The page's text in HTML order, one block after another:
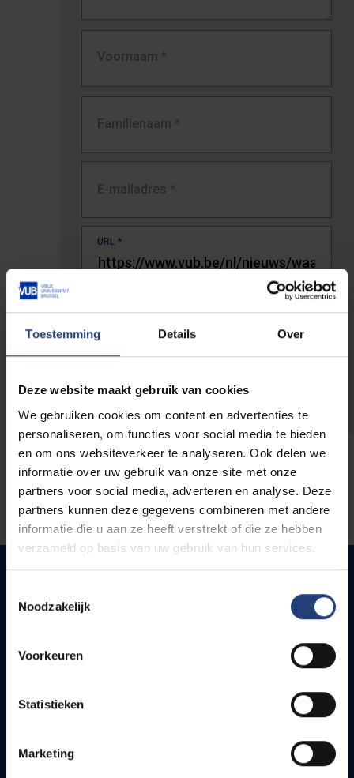
Toestemming Details Over
Deze website maakt gebruik van cookies
We gebruiken cookies om content en advertenties te
personaliseren, om functies voor social media te bieden
en om ons websiteverkeer te analyseren. Ook delen we
informatie over uw gebruik van onze site met onze
partners voor social media, adverteren en analyse. Deze
partners kunnen deze gegevens combineren met andere
informatie die u aan ze heeft verstrekt of die ze hebben
verzameld op basis van uw gebruik van hun services.
Noodzakelijk
Voorkeuren
Statistieken
Marketing
Voornaam *
Familienaam *
E-mailadres *
URL *
De volledige URL van de pagina waar je de fout zag.
Snel naar
Bereikbaarheid